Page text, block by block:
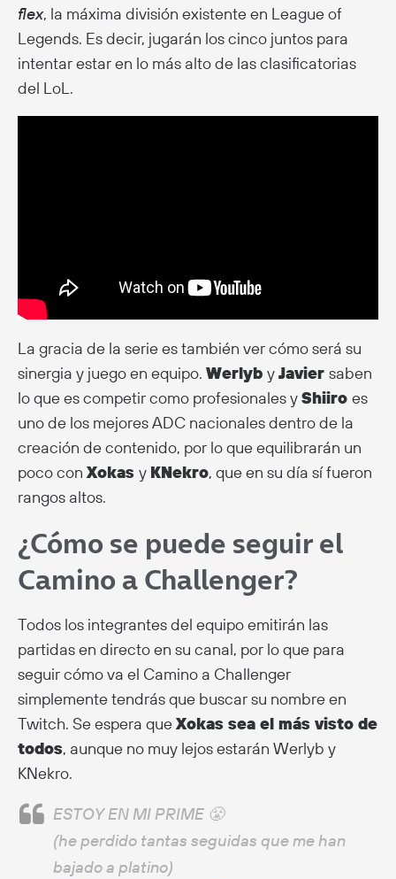
flex, la máxima división existente en League of
Legends. Es decir, jugarán los cinco juntos para
intentar estar en lo más alto de las clasificatorias
del LoL.
La gracia de la serie es también ver cómo será su
sinergia y juego en equipo. Werlyb yJavier saben
lo que es competir como profesionales yShiiro es
uno de los mejores ADC nacionales dentro de la
creación de contenido, por lo que equilibrarán un
poco con Xokas y KNekro, que en su día sí fueron
rangos altos.
¿Cómo se puede seguir el
Camino a Challenger?
Todos los integrantes del equipo emitirán las
partidas en directo en su canal, por lo que para
seguir cómo va el Camino a Challenger
simplemente tendrás que buscar su nombre en
Twitch. Se espera queXokas sea el más visto de
todos, aunque no muy lejos estarán Werlyb y
KNekro.
ESTOY EN MI PRIME 😤
(he perdido tantas seguidas que me han
bajado a platino)